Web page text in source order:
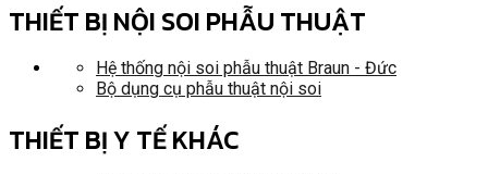
THIẾT BỊ NỘI SOI PHẪU THUẬT
Hệ thống nội soi phẫu thuật Braun - Đức
Bộ dụng cụ phẫu thuật nội soi
THIẾT BỊ Y TẾ KHÁC